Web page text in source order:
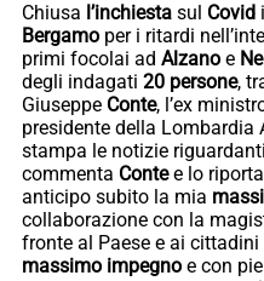
Chiusa l’inchiesta sul Covid
Bergamo per i ritardi
primi focolai ad Alzano e
degli indagati 20 persone,
Giuseppe Conte, l’ex
presidente della Lombardia
stampa le notizie
commenta Contee lo
anticipo subito la mia
collaborazione con la
fronte al Paese e ai
massimo impegno e con